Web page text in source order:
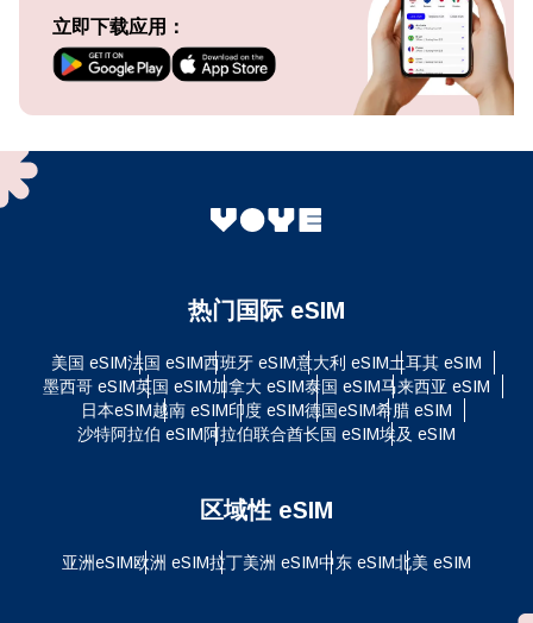
立即下载应用：
热门国际 eSIM
美国 eSIM法国 eSIM西班牙 eSIM意大利 eSIM土耳其 eSIM
墨西哥 eSIM英国 eSIM加拿大 eSIM泰国 eSIM马来西亚 eSIM
日本eSIM越南 eSIM印度 eSIM德国eSIM希腊 eSIM
沙特阿拉伯 eSIM阿拉伯联合酋长国 eSIM埃及 eSIM
区域性 eSIM
亚洲eSIM欧洲 eSIM拉丁美洲 eSIM中东 eSIM北美 eSIM